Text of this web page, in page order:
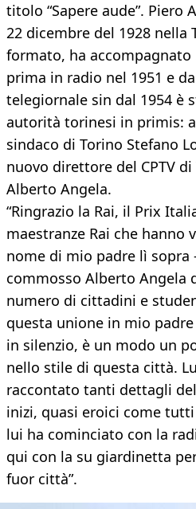
titolo “Sapere aude”. Piero
22 dicembre del 1928 nella
formato, ha accompagnato
prima in radio nel 1951 e
telegiornale sin dal 1954 è
autorità torinesi in primis:
sindaco di Torino Stefano
nuovo direttore del CPTV
Alberto Angela.
“Ringrazio la Rai, il Prix
maestranze Rai che hanno
nome di mio padre lì
commosso Alberto Angela
numero di cittadini e
questa unione in mio
in silenzio, è un modo un
nello stile di questa città.
raccontato tanti dettagli
inizi, quasi eroici come
lui ha cominciato con la
qui con la su giardinetta
fuor città”.